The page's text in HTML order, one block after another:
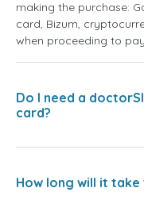
making the purchase:
card, Bizum,
when proceeding to
Do I need a
card?
How long will it